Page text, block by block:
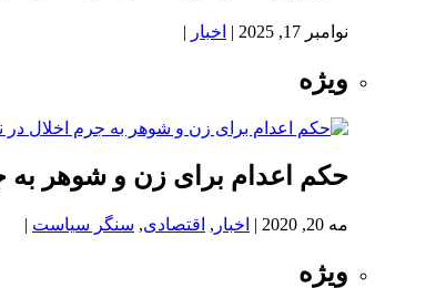
نوامبر 17, 2025 | اخبار |
ویژه
حکم اعدام برای زن و شوهر به
مه 20, 2020 | اخبار , اقتصادی, سنگر سیاست |
ویژه